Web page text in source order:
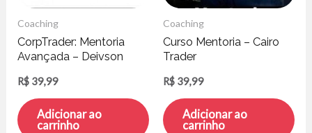
Coaching
CorpTrader: Mentoria
Avançada – Deivson
R$ 39,99
Adicionar ao
carrinho
Coaching
Curso Mentoria – Cairo
Trader
R$ 39,99
Adicionar ao
carrinho